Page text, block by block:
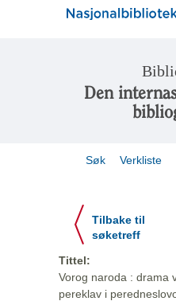
Den
Søk Verkliste
Tilbake til
søketreff
Tittel:
Vorog naroda : drama
pereklav i